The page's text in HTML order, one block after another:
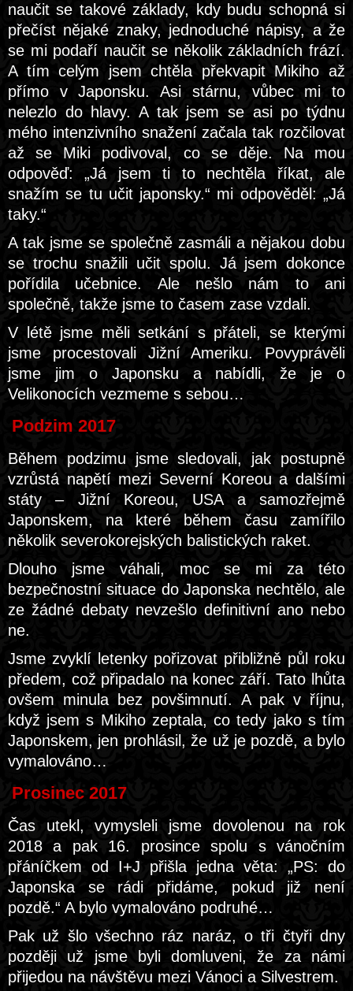
naučit se takové základy, kdy budu schopná si
přečíst nějaké znaky, jednoduché nápisy, a že
se mi podaří naučit se několik základních frází.
A tím celým jsem chtěla překvapit Mikiho až
přímo v Japonsku. Asi stárnu, vůbec mi to
nelezlo do hlavy. A tak jsem se asi po týdnu
mého intenzivního snažení začala tak rozčilovat
až se Miki podivoval, co se děje. Na mou
odpověď: „Já jsem ti to nechtěla říkat, ale
snažím se tu učit japonsky.“ mi odpověděl: „Já
taky.“
A tak jsme se společně zasmáli a nějakou dobu
se trochu snažili učit spolu. Já jsem dokonce
pořídila učebnice. Ale nešlo nám to ani
společně, takže jsme to časem zase vzdali.
V létě jsme měli setkání s přáteli, se kterými
jsme procestovali Jižní Ameriku. Povyprávěli
jsme jim o Japonsku a nabídli, že je o
Velikonocích vezmeme s sebou…
Podzim 2017
Během podzimu jsme sledovali, jak postupně
vzrůstá napětí mezi Severní Koreou a dalšími
státy – Jižní Koreou, USA a samozřejmě
Japonskem, na které během času zamířilo
několik severokorejských balistických raket.
Dlouho jsme váhali, moc se mi za této
bezpečnostní situace do Japonska nechtělo, ale
ze žádné debaty nevzešlo definitivní ano nebo
ne.
Jsme zvyklí letenky pořizovat přibližně půl roku
předem, což připadalo na konec září. Tato lhůta
ovšem minula bez povšimnutí. A pak v říjnu,
když jsem s Mikiho zeptala, co tedy jako s tím
Japonskem, jen prohlásil, že už je pozdě, a bylo
vymalováno…
Prosinec 2017
Čas utekl, vymysleli jsme dovolenou na rok
2018 a pak 16. prosince spolu s vánočním
přáníčkem od I+J přišla jedna věta: „PS: do
Japonska se rádi přidáme, pokud již není
pozdě.“ A bylo vymalováno podruhé…
Pak už šlo všechno ráz naráz, o tři čtyři dny
později už jsme byli domluveni, že za námi
přijedou na návštěvu mezi Vánoci a Silvestrem.